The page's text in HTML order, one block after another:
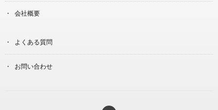
会社概要
よくある質問
お問い合わせ